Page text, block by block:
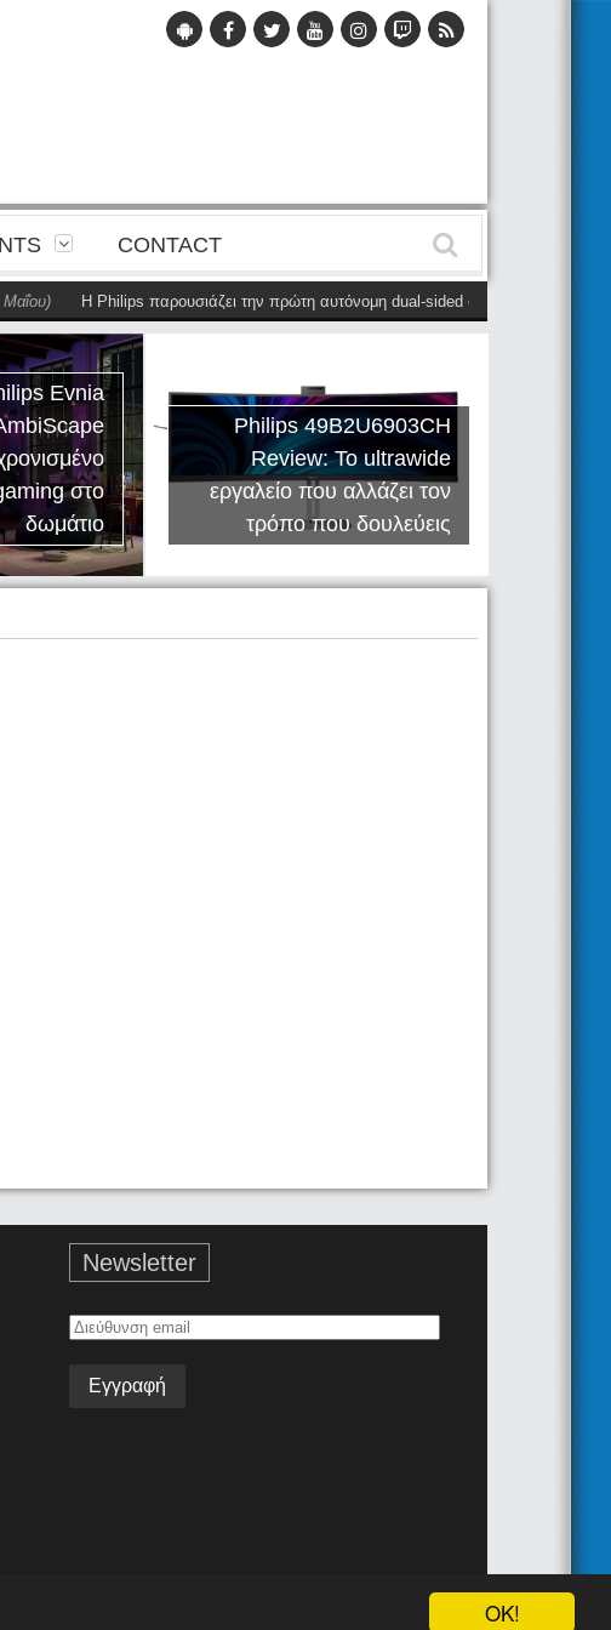
OK!
CONTACT
Η Philips παρουσιάζει την πρώτη αυτόνομη dual-sided οθόνη
Evnia
στο
δωμάτιο
Philips 49B2U6903CH
Review: Το ultrawide
εργαλείο που αλλάζει τον
τρόπο που δουλεύεις
Newsletter
Διεύθυνση
Join the team!